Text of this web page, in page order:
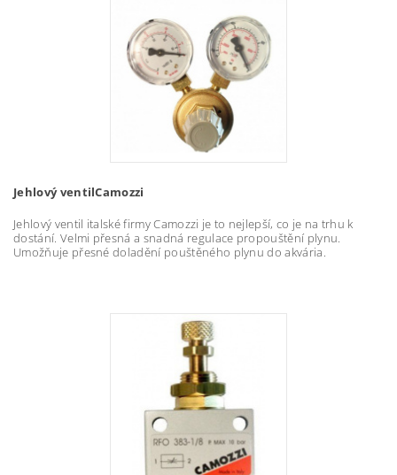
Jehlový ventilCamozzi
Jehlový ventil italské firmy Camozzi je to nejlepší, co je na trhu k
dostání. Velmi přesná a snadná regulace propouštění plynu.
Umožňuje přesné doladění pouštěného plynu do akvária.